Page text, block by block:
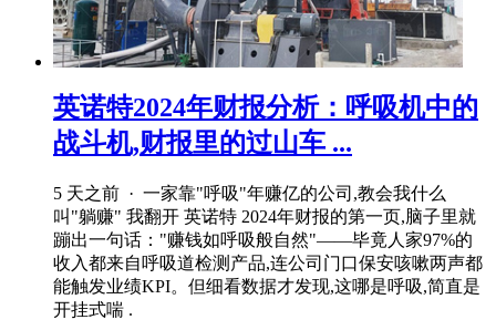
英诺特2024年财报分析：呼吸机中的
战斗机,财报里的过山车 ...
5 天之前 · 一家靠"呼吸"年赚亿的公司,教会我什么
叫"躺赚" 我翻开 英诺特 2024年财报的第一页,脑子里就
蹦出一句话："赚钱如呼吸般自然"——毕竟人家97%的
收入都来自呼吸道检测产品,连公司门口保安咳嗽两声都
能触发业绩KPI。但细看数据才发现,这哪是呼吸,简直是
开挂式喘 .